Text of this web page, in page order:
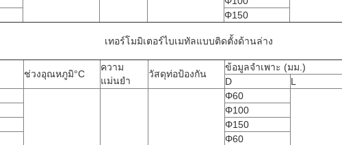
Φ150
เทอร์โมมิเตอร์ไบเมทัลแบบติดตั้งด้านล่าง
ช่วงอุณหภูมิ°C
ความ
แม่นยำ
วัสดุท่อป้องกัน
ข้อมูลจำเพาะ (มม.)
D
L
Φ60
Φ100
Φ150
Φ60